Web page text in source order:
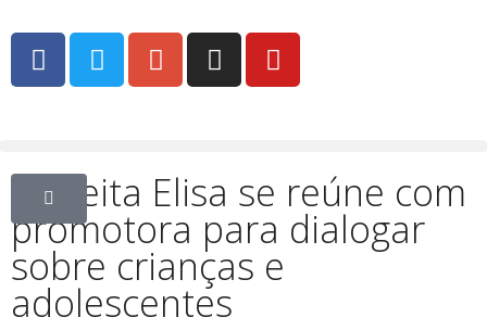
Prefeita Elisa se reúne com
promotora para dialogar
sobre crianças e
adolescentes